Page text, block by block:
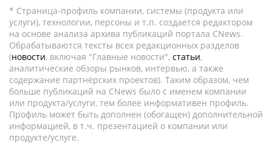
* Страница-профиль компании, системы (продукта или
услуги), технологии, персоны и т.п. создается редактором
на основе анализа архива публикаций портала CNews.
Обрабатываются тексты всех редакционных разделов
(новости, включая "Главные новости", статьи,
аналитические обзоры рынков, интервью, а также
содержание партнёрских проектов). Таким образом, чем
больше публикаций на CNews было с именем компании
или продукта/услуги, тем более информативен профиль.
Профиль может быть дополнен (обогащен) дополнительной
информацией, в т.ч. презентацией о компании или
продукте/услуге.